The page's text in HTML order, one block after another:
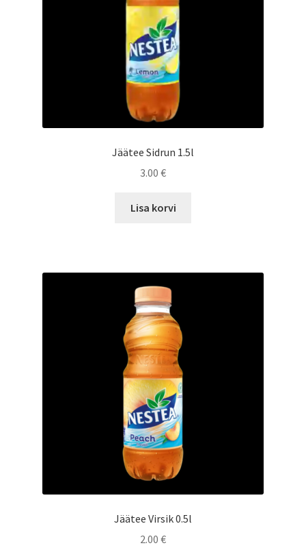
Jäätee Sidrun 1.5l
3.00 €
Lisa korvi
Jäätee Virsik 0.5l
2.00 €